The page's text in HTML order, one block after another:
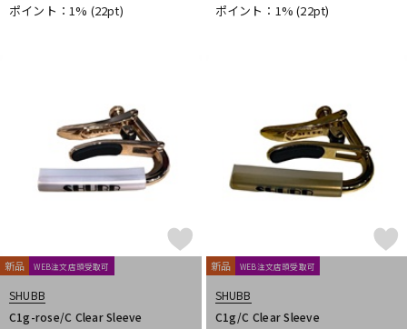
ポイント：1% (22pt) ポイント：1%(22pt)
新品 WEB注文店頭受取可
SHUBB
C1g-rose/C Clear Sleeve
新品 WEB注文店頭受取可
SHUBB
C1g/C Clear Sleeve